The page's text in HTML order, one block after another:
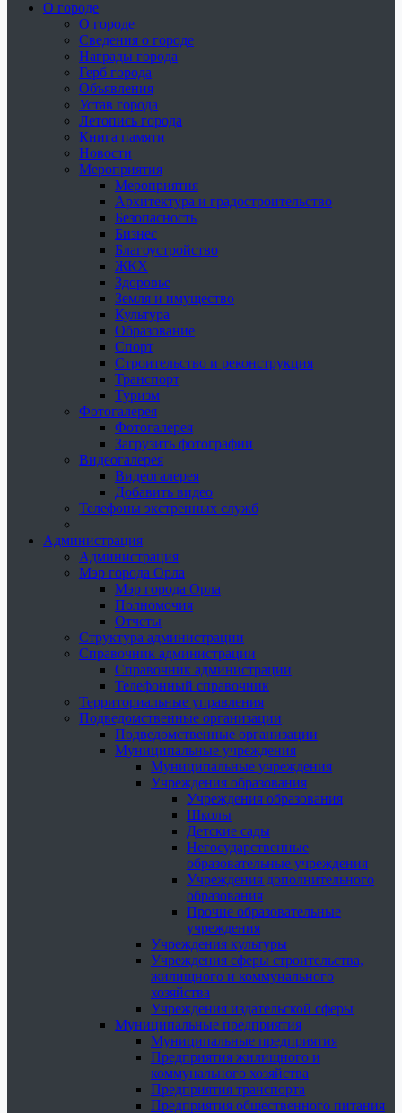
О городе
О городе
Сведения о городе
Награды города
Герб города
Объявления
Устав города
Летопись города
Книга памяти
Новости
Мероприятия
Мероприятия
Архитектура и градостроительство
Безопасность
Бизнес
Благоустройство
ЖКХ
Здоровье
Земля и имущество
Культура
Образование
Спорт
Строительство и реконструкция
Транспорт
Туризм
Фотогалерея
Фотогалерея
Загрузить фотографии
Видеогалерея
Видеогалерея
Добавить видео
Телефоны экстренных служб
Администрация
Администрация
Мэр города Орла
Мэр города Орла
Полномочия
Отчеты
Структура администрации
Справочник администрации
Справочник администрации
Телефонный справочник
Территориальные управления
Подведомственные организации
Подведомственные организации
Муниципальные учреждения
Муниципальные учреждения
Учреждения образования
Учреждения образования
Школы
Детские сады
Негосударственные
образовательные учреждения
Учреждения дополнительного
образования
Прочие образовательные
учреждения
Учреждения культуры
Учреждения сферы строительства,
жилищного и коммунального
хозяйства
Учреждения издательской сферы
Муниципальные предприятия
Муниципальные предприятия
Предприятия жилищного и
коммунального хозяйства
Предприятия транспорта
Предприятия общественного питания